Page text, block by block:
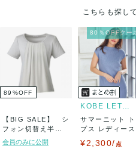
こちらも探し
89 %OFF
【BIG SALE】 シ
フォン切替え半袖
ニット 新...
会員のみに公開
80％OFFクー
KOBE LETTUCE
サマーニット ト
プス レディース
¥2,300/ 点